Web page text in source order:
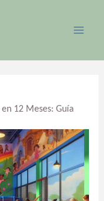
12 Meses: Guía